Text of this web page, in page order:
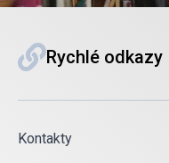
Rychlé odkazy
Kontakty